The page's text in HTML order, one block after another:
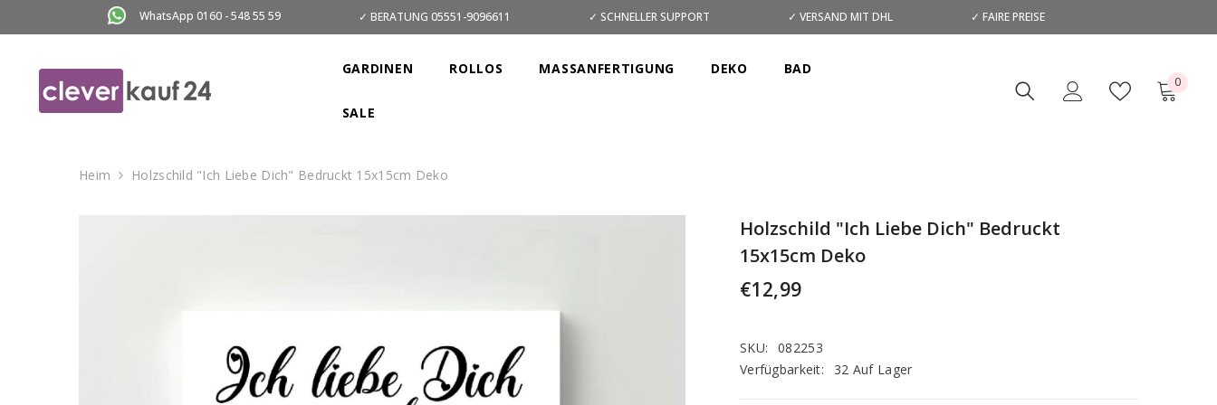
WhatsApp 0160 - 548 55 59 ✓ BERATUNG 05551-9096611 ✓ SCHNELLER SUPPORT ✓ VERSAND MIT DHL ✓ FAIRE PREISE
GARDINEN ROLLOS MASSANFERTIGUNG DEKO BAD
SALE
00
Heim Holzschild "Ich Liebe Dich" Bedruckt 15x15cm Deko
Holzschild "Ich Liebe Dich" Bedruckt
15x15cm Deko
€12,99
SKU:
082253
Verfügbarkeit:
32 Auf Lager